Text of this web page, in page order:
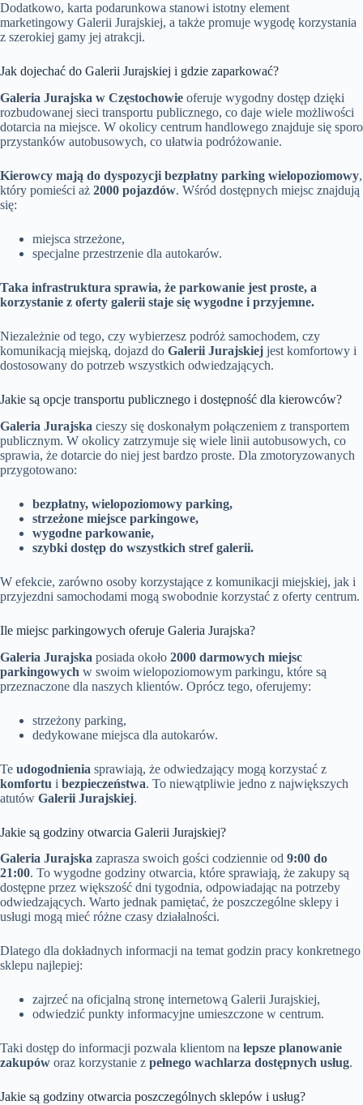
Dodatkowo, karta podarunkowa stanowi istotny element
marketingowy Galerii Jurajskiej, a także promuje wygodę korzystania
z szerokiej gamy jej atrakcji.
Jak dojechać do Galerii Jurajskiej i gdzie zaparkować?
Galeria Jurajska w Częstochowie oferuje wygodny dostęp dzięki
rozbudowanej sieci transportu publicznego, co daje wiele możliwości
dotarcia na miejsce. W okolicy centrum handlowego znajduje się sporo
przystanków autobusowych, co ułatwia podróżowanie.
Kierowcy mają do dyspozycji bezpłatny parking wielopoziomowy,
który pomieści aż 2000 pojazdów. Wśród dostępnych miejsc znajdują
się:
miejsca strzeżone,
specjalne przestrzenie dla autokarów.
Taka infrastruktura sprawia, że parkowanie jest proste, a
korzystanie z oferty galerii staje się wygodne i przyjemne.
Niezależnie od tego, czy wybierzesz podróż samochodem, czy
komunikacją miejską, dojazd do Galerii Jurajskiej jest komfortowy i
dostosowany do potrzeb wszystkich odwiedzających.
Jakie są opcje transportu publicznego i dostępność dla kierowców?
Galeria Jurajska cieszy się doskonałym połączeniem z transportem
publicznym. W okolicy zatrzymuje się wiele linii autobusowych, co
sprawia, że dotarcie do niej jest bardzo proste. Dla zmotoryzowanych
przygotowano:
bezpłatny, wielopoziomowy parking,
strzeżone miejsce parkingowe,
wygodne parkowanie,
szybki dostęp do wszystkich stref galerii.
W efekcie, zarówno osoby korzystające z komunikacji miejskiej, jak i
przyjezdni samochodami mogą swobodnie korzystać z oferty centrum.
Ile miejsc parkingowych oferuje Galeria Jurajska?
Galeria Jurajska posiada około 2000 darmowych miejsc
parkingowych w swoim wielopoziomowym parkingu, które są
przeznaczone dla naszych klientów. Oprócz tego, oferujemy:
strzeżony parking,
dedykowane miejsca dla autokarów.
Te udogodnienia sprawiają, że odwiedzający mogą korzystać z
komfortu i bezpieczeństwa. To niewątpliwie jedno z największych
atutów Galerii Jurajskiej.
Jakie są godziny otwarcia Galerii Jurajskiej?
Galeria Jurajska zaprasza swoich gości codziennie od 9:00 do
21:00. To wygodne godziny otwarcia, które sprawiają, że zakupy są
dostępne przez większość dni tygodnia, odpowiadając na potrzeby
odwiedzających. Warto jednak pamiętać, że poszczególne sklepy i
usługi mogą mieć różne czasy działalności.
Dlatego dla dokładnych informacji na temat godzin pracy konkretnego
sklepu najlepiej:
zajrzeć na oficjalną stronę internetową Galerii Jurajskiej,
odwiedzić punkty informacyjne umieszczone w centrum.
Taki dostęp do informacji pozwala klientom na lepsze planowanie
zakupów oraz korzystanie z pełnego wachlarza dostępnych usług.
Jakie są godziny otwarcia poszczególnych sklepów i usług?